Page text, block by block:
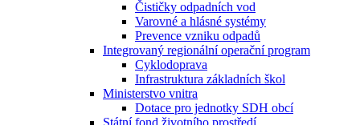
Čističky odpadních vod
Varovné a hlásné systémy
Prevence vzniku odpadů
Integrovaný regionální operační program
Cyklodoprava
Infrastruktura základních škol
Ministerstvo vnitra
Dotace pro jednotky SDH obcí
Státní fond životního prostředí